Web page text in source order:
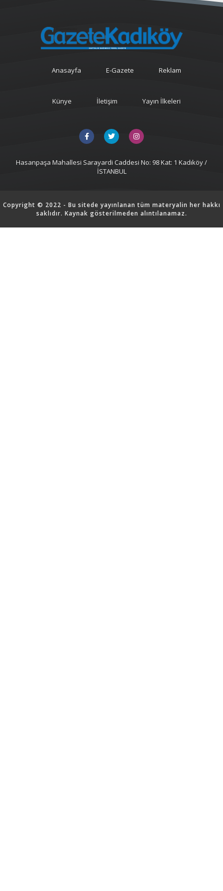
Anasayfa E-Gazete Reklam
Künye İletişim Yayın İlkeleri
Hasanpaşa Mahallesi Sarayardi Caddesi No: 98 Kat: 1 Kadıköy /
İSTANBUL
Copyright © 2022 - Bu sitede yayınlanan tüm materyalin her hakkı
saklıdır. Kaynak gösterilmeden alıntılanamaz.